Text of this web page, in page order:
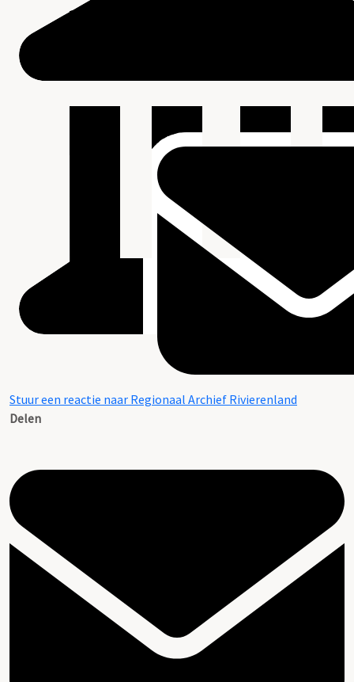
Stuur een reactie naar Regionaal Archief Rivierenland
Delen